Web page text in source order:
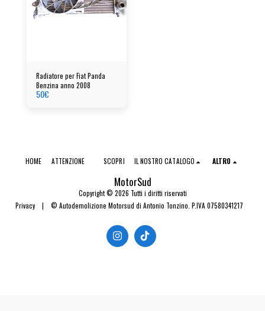
Radiatore per Fiat Panda
Benzina anno 2008
50€
MotorSud
Copyright © 2026 Tutti i diritti riservati
Privacy| © Autodemolizione Motorsud di Antonio Tonzino. P.IVA 07580341217
HOME ATTENZIONE SCOPRI IL NOSTRO CATALOGO ALTRO